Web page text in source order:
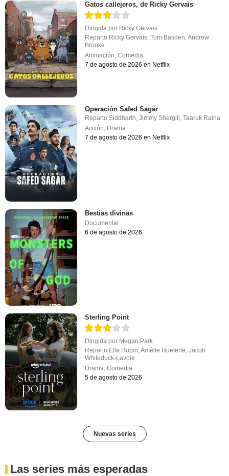
Gatos callejeros, de Ricky Gervais
Dirigida por Ricky Gervais
Reparto Ricky Gervais,Tom Basden,Andrew
Brooke
Animación,Comedia
7 de agosto de 2026 en Netflix
Operación Safed Sagar
RepartoSiddharth ,Jimmy Shergill ,Taaruk Raina
Acción Drama
7 de agosto de 2026 en Netflix
Bestias divinas
Documental
6 de agosto de 2026
Sterling Point
Dirigida por Megan Park
Reparto Ella Rubin,Amélie Hoeferle,Jacob
Whiteduck-Lavoie
Drama,Comedia
5 de agosto de 2026
Nuevas series
Las series más esperadas